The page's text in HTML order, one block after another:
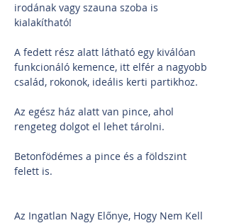
irodának vagy szauna szoba is
kialakítható!
A fedett rész alatt látható egy kiválóan
funkcionáló kemence, itt elfér a nagyobb
család, rokonok, ideális kerti partikhoz.
Az egész ház alatt van pince, ahol
rengeteg dolgot el lehet tárolni.
Betonfödémes a pince és a földszint
felett is.
Az Ingatlan Nagy Előnye, Hogy Nem Kell